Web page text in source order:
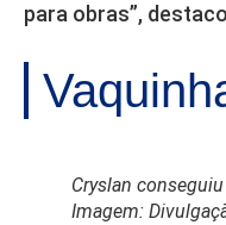
para obras”,
Cryslan
Imagem: